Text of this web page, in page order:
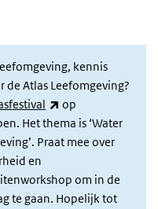
kennis
de Atlas Leefomgeving?
(externe link)
op
Het thema is ‘Water
Praat mee over
en
om in de
te gaan. Hopelijk tot